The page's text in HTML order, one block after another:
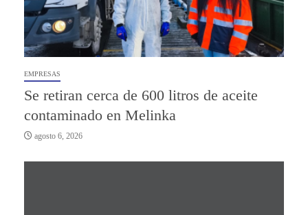
EMPRESAS
Se retiran cerca de 600 litros de aceite
contaminado en Melinka
agosto 6, 2026